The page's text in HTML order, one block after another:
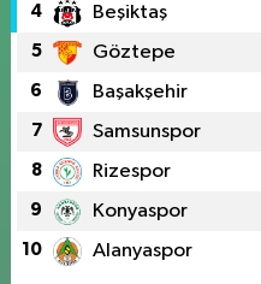
4 Beşiktaş
5 Göztepe
6 Başakşehir
7 Samsunspor
8 Rizespor
9 Konyaspor
10 Alanyaspor